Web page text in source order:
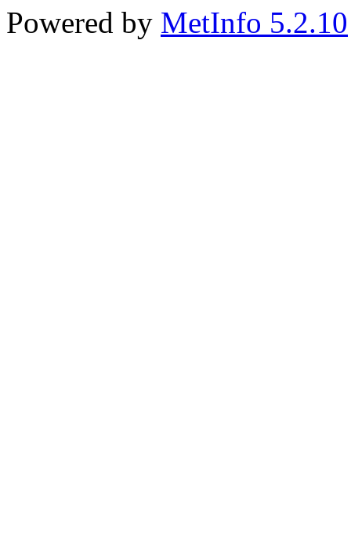
Powered by MetInfo 5.2.10